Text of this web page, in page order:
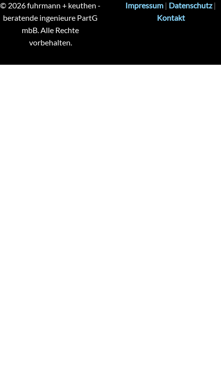
© 2026 fuhrmann + keuthen -
beratende ingenieure PartG
mbB. Alle Rechte
vorbehalten.
Impressum | Datenschutz|
Kontakt